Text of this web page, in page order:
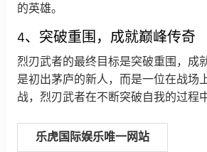
的英雄。
4、突破重围，成就巅峰传奇
烈刃武者的最终目标是突破重围，成
是初出茅庐的新人，而是一位在战场
战，烈刃武者在不断突破自我的过程
乐虎国际娱乐唯一网站